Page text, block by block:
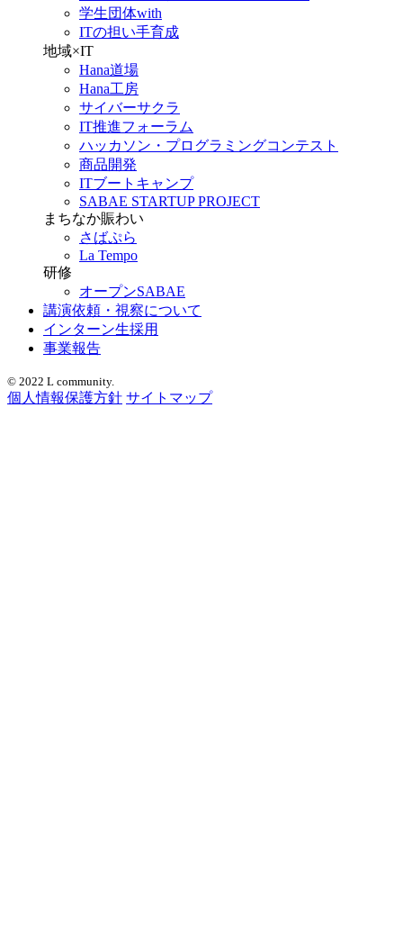
学生団体with
ITの担い手育成
地域×IT
Hana道場
Hana工房
サイバーサクラ
IT推進フォーラム
ハッカソン・プログラミングコンテスト
商品開発
ITブートキャンプ
SABAE STARTUP PROJECT
まちなか賑わい
さばぷら
La Tempo
研修
オープンSABAE
講演依頼・視察について
インターン生採用
事業報告
© 2022 L community.
個人情報保護方針 サイトマップ